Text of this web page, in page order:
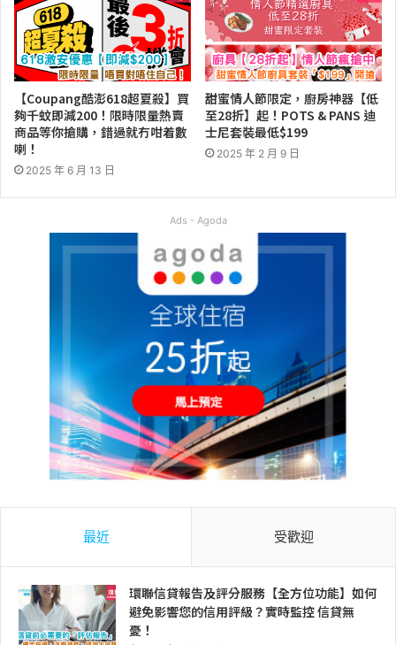
【Coupang酷澎618超夏殺】買
夠千蚊即減200！限時限量熱賣
商品等你搶購，錯過就冇咁着數
喇！
2025 年 6 月 13 日
甜蜜情人節限定，廚房神器【低
至28折】起！POTS & PANS 迪
士尼套裝最低$199
2025 年 2 月 9 日
Ads - Agoda
最近 受歡迎
環聯信貸報告及評分服務【全方位功能】如何
避免影響您的信用評級？實時監控 信貸無
憂！